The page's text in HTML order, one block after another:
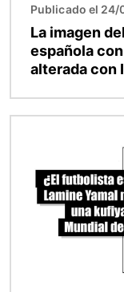
Publicado el 24/
La imagen
española
alterada con